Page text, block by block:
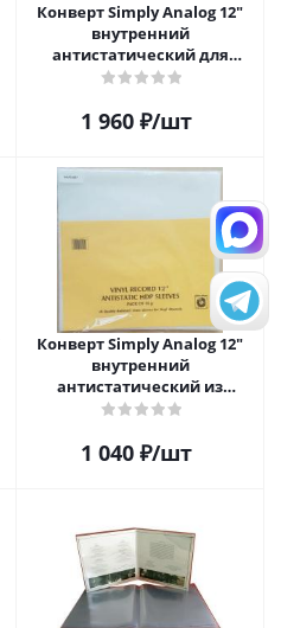
Конверт Simply Analog 12"
внутренний
антистатический для
пластинок (25 шт)
1 960₽/шт
Конверт Simply Analog 12"
внутренний
антистатический из
полиэтилена для пластинок
1 040₽/шт